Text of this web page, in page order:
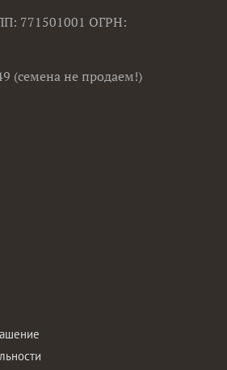
771501001 ОГРН:
(семена не продаем!)